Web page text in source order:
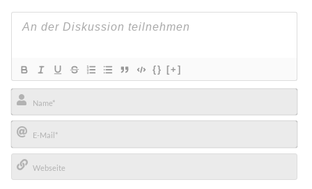
{} [+]
Name*
E-
Mail*